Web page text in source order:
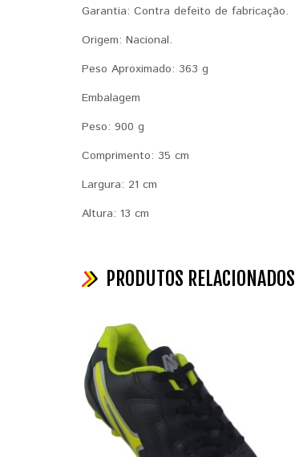
Garantia: Contra defeito de fabricação.
Origem: Nacional.
Peso Aproximado: 363 g
Embalagem
Peso: 900 g
Comprimento: 35 cm
Largura: 21 cm
Altura: 13 cm
PRODUTOS RELACIONADOS